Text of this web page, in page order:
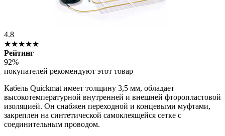
4.8
★★★★★
Рейтинг
92%
покупателей рекомендуют этот товар
Кабель Quickmat имеет толщину 3,5 мм, обладает
высокотемпературной внутренней и внешней фторопластовой
изоляцией. Он снабжен переходной и концевыми муфтами,
закреплен на синтетической самоклеящейся сетке с
соединительным проводом.